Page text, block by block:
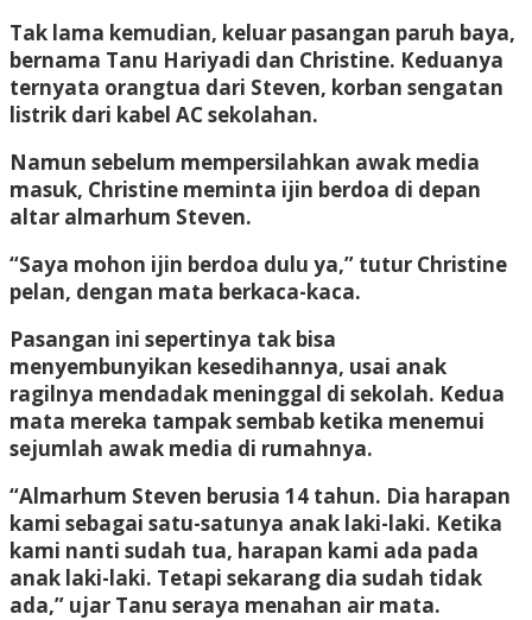
Tak lama kemudian, keluar pasangan paruh baya,
bernama Tanu Hariyadi dan Christine. Keduanya
ternyata orangtua dari Steven, korban sengatan
listrik dari kabel AC sekolahan.
Namun sebelum mempersilahkan awak media
masuk, Christine meminta ijin berdoa di depan
altar almarhum Steven.
“Saya mohon ijin berdoa dulu ya,” tutur Christine
pelan, dengan mata berkaca-kaca.
Pasangan ini sepertinya tak bisa
menyembunyikan kesedihannya, usai anak
ragilnya mendadak meninggal di sekolah. Kedua
mata mereka tampak sembab ketika menemui
sejumlah awak media di rumahnya.
“Almarhum Steven berusia 14 tahun. Dia harapan
kami sebagai satu-satunya anak laki-laki. Ketika
kami nanti sudah tua, harapan kami ada pada
anak laki-laki. Tetapi sekarang dia sudah tidak
ada,” ujar Tanu seraya menahan air mata.